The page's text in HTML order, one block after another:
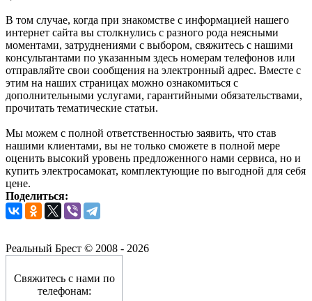
В том случае, когда при знакомстве с информацией нашего
интернет сайта вы столкнулись с разного рода неясными
моментами, затруднениями с выбором, свяжитесь с нашими
консультантами по указанным здесь номерам телефонов или
отправляйте свои сообщения на электронный адрес. Вместе с
этим на наших страницах можно ознакомиться с
дополнительными услугами, гарантийными обязательствами,
прочитать тематические статьи.
Мы можем с полной ответственностью заявить, что став
нашими клиентами, вы не только сможете в полной мере
оценить высокий уровень предложенного нами сервиса, но и
купить электросамокат, комплектующие по выгодной для себя
цене.
Поделиться:
Реальный Брест © 2008 - 2026
Свяжитесь с нами по
телефонам: